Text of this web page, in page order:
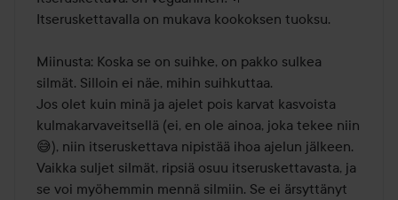
Itseruskettavalla on mukava kookoksen tuoksu.
Miinusta: Koska se on suihke, on pakko sulkea
silmät. Silloin ei näe, mihin suihkuttaa.
Jos olet kuin minä ja ajelet pois karvat kasvoista
kulmakarvaveitsellä (ei, en ole ainoa, joka tekee niin
😅), niin itseruskettava nipistää ihoa ajelun jälkeen.
Vaikka suljet silmät, ripsiä osuu itseruskettavasta, ja
se voi myöhemmin mennä silmiin. Se ei ärsyttänyt